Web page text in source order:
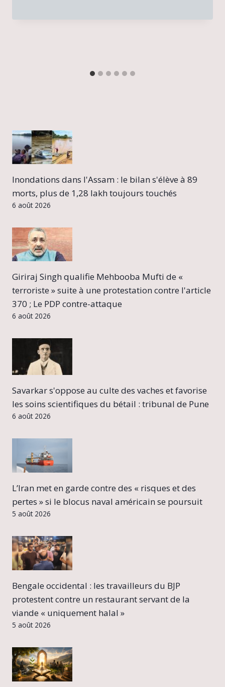
Inondations dans l'Assam : le bilan s'élève à 89
morts, plus de 1,28 lakh toujours touchés
6 août 2026
Giriraj Singh qualifie Mehbooba Mufti de «
terroriste » suite à une protestation contre l'article
370 ; Le PDP contre-attaque
6 août 2026
Savarkar s'oppose au culte des vaches et favorise
les soins scientifiques du bétail : tribunal de Pune
6 août 2026
L’Iran met en garde contre des « risques et des
pertes » si le blocus naval américain se poursuit
5 août 2026
Bengale occidental : les travailleurs du BJP
protestent contre un restaurant servant de la
viande « uniquement halal »
5 août 2026